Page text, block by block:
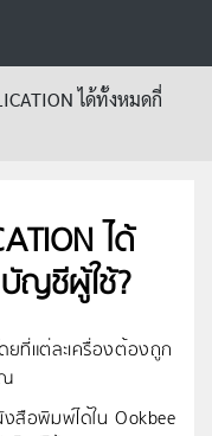
ได้ทั้งหมดกี่